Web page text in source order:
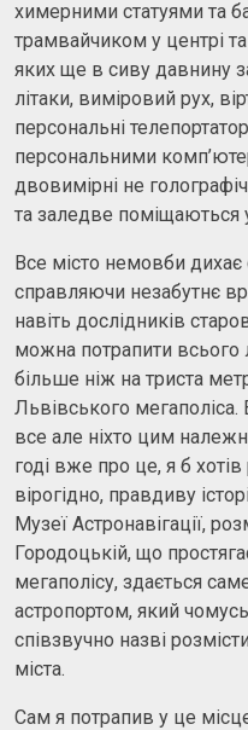
химерними статуями та
трамвайчиком у центрі
яких ще в сиву давнину
літаки, виміровий рух,
персональні
персональними
двовимірні не
та заледве поміщаються
Все місто немовби
справляючи незабутнє
навіть дослідників
можна потрапити
більше ніж на триста
Львівського мегаполіса.
все але ніхто цим
годі вже про це, я б
вірогідно, правдиву
Музеї Астронавігації,
Городоцькій, що
мегаполісу, здається
астропортом, який
співзвучно назві
міста.
Сам я потрапив у це